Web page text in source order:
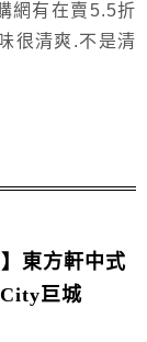
網有在賣5.5折
很清爽.不是清
東方軒中式
巨城